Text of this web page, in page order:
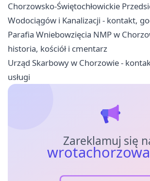
Chorzowsko-Świętochłowickie
Wodociągów i Kanalizacji - kontakt,
Parafia Wniebowzięcia NMP w
historia, kościół i cmentarz
Urząd Skarbowy w Chorzowie -
usługi
Zareklamuj się